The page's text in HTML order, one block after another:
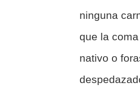
ninguna
que la
nativo o